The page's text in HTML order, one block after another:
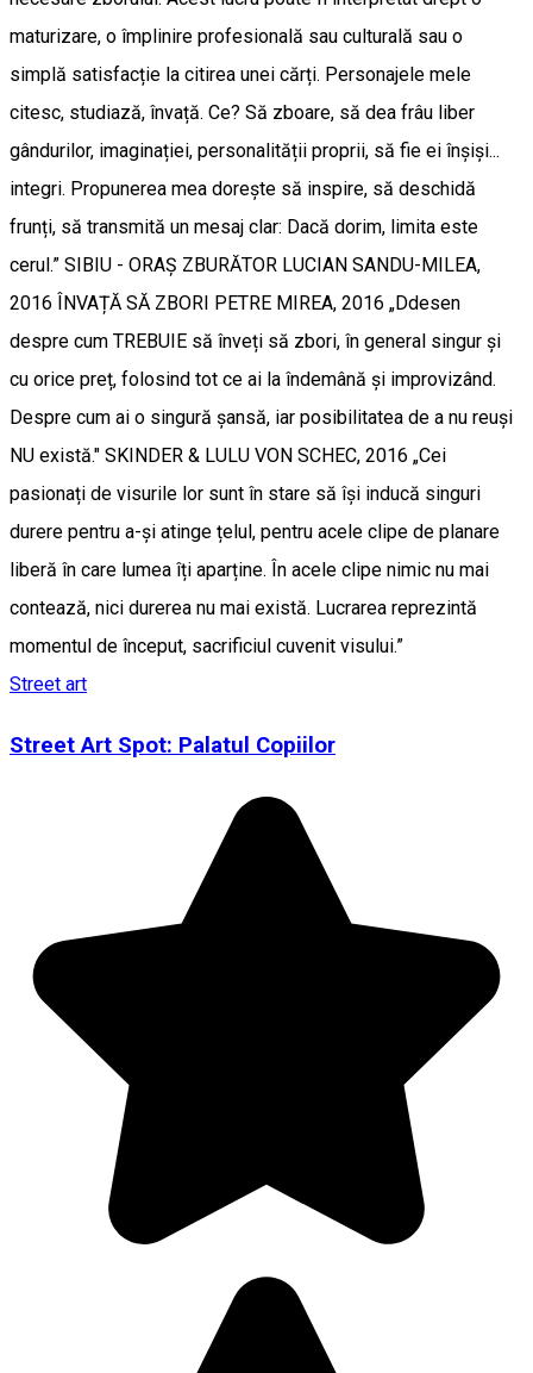
maturizare, o împlinire profesională sau culturală sau o
simplă satisfacție la citirea unei cărți. Personajele mele
citesc, studiază, învață. Ce? Să zboare, să dea frâu liber
gândurilor, imaginației, personalității proprii, să fie ei înșiși...
integri. Propunerea mea dorește să inspire, să deschidă
frunți, să transmită un mesaj clar: Dacă dorim, limita este
cerul.” SIBIU - ORAȘ ZBURĂTOR LUCIAN SANDU-MILEA,
2016 ÎNVAȚĂ SĂ ZBORI PETRE MIREA, 2016 „Ddesen
despre cum TREBUIE să înveți să zbori, în general singur și
cu orice preț, folosind tot ce ai la îndemână și improvizând.
Despre cum ai o singură șansă, iar posibilitatea de a nu reuși
NU există." SKINDER & LULU VON SCHEC, 2016 „Cei
pasionați de visurile lor sunt în stare să își inducă singuri
durere pentru a-și atinge țelul, pentru acele clipe de planare
liberă în care lumea îți aparține. În acele clipe nimic nu mai
contează, nici durerea nu mai există. Lucrarea reprezintă
momentul de început, sacrificiul cuvenit visului.”
Street art
Street Art Spot: Palatul Copiilor